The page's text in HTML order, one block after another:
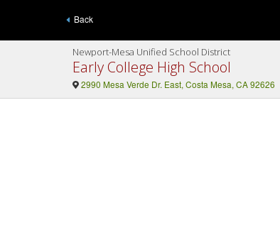
Back
Newport-Mesa Unified School District
Early College High School
2990 Mesa Verde Dr. East, Costa Mesa, CA 92626